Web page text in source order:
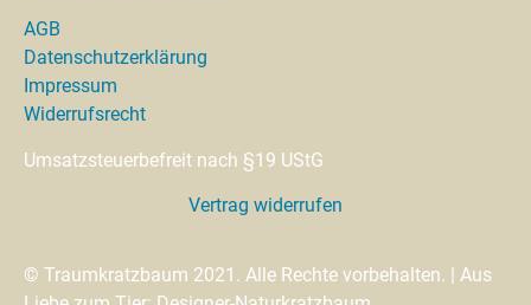
AGB
Datenschutzerklärung
Impressum
Widerrufsrecht
Umsatzsteuerbefreit nach §19 UStG
Vertrag widerrufen
© Traumkratzbaum 2021. Alle Rechte vorbehalten. | Aus